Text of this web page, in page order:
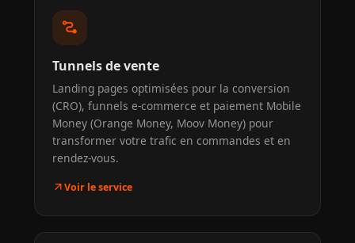
conversion_path
Tunnels de vente
Landing pages optimisées pour la conversion
(CRO), funnels e-commerce et paiement Mobile
Money (Orange Money, Moov Money) pour
transformer votre trafic en commandes et en
rendez-vous.
arrow_outwardVoir le service